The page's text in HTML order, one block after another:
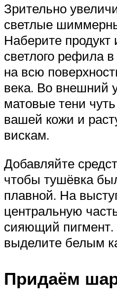
Зрительно
светлые
Наберите продукт
светлого рефила
на всю
века. Во внешний
матовые тени
вашей кожи и
вискам.
Добавляйте
чтобы тушёвка
плавной. На
центральную
сияющий
выделите белым
Придаём